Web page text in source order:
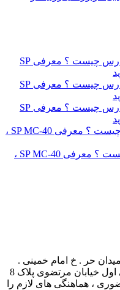
مینی لودر سنوپارس چیست ؟ معرفی SP
مینی لودر سنوپارس چیست ؟ معرفی SP
مینی لودر سنوپارس چیست ؟ معرفی SP
مینی لودر سنوپارس چیست ؟ معرفی SP MC-40 ،
مینی لودر سنوپارس چیست ؟ معرفی SP MC-40 ،
حر . خ امام خمینی .
خیابان کمالی . خیابان اسکندری جنوبی اول خیابان مرتضوی پلاک 8
، هماهنگی های لازم را